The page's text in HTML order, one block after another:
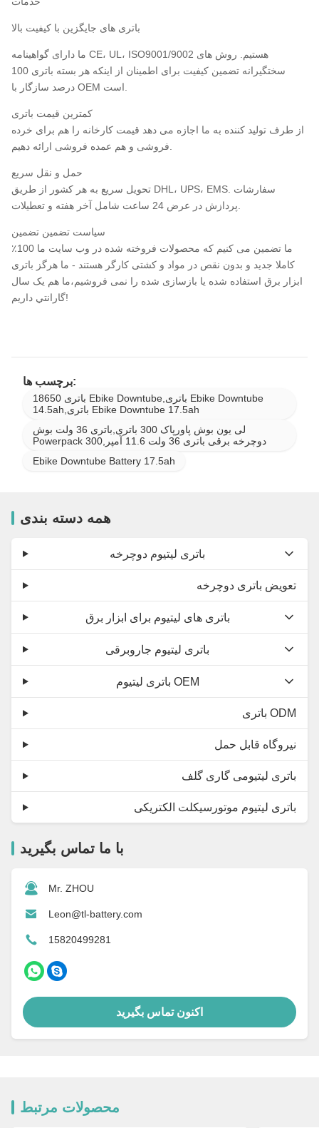
باتری های جایگزین با کیفیت بالا
ما دارای گواهینامه CE، UL، ISO9001/9002 هستیم. روش های
سختگیرانه تضمین کیفیت برای اطمینان از اینکه هر بسته باتری 100
کمترین قیمت باتری
از طرف تولید کننده به ما اجازه می دهد قیمت کارخانه را هم برای خرده
حمل و نقل سریع
تحویل سریع به هر کشور از طریق DHL، UPS، EMS. سفارشات
سیاست تضمین تضمین
ما تضمین می کنیم که محصولات فروخته شده در وب سایت ما 100٪
کاملا جدید و بدون نقص در مواد و کشتی کارگر هستند - ما هرگز باتری
ابزار برق استفاده شده یا بازسازی شده را نمی فروشیم،ما هم يک سال
گارانتي داريم!
برچسب ها:
18650 باتری Ebike Downtube,باتری Ebike Downtube
14.5ah,باتری Ebike Downtube 17.5ah
لی یون بوش پاورپاک 300 باتری,باتری 36 ولت بوش
Powerpack 300,دوچرخه برقی باتری 36 ولت 11.6 آمپر
Ebike Downtube Battery 17.5ah
همه دسته بندی
باتری لیتیوم دوچرخه
تعویض باتری دوچرخه
باتری های لیتیوم برای ابزار برق
باتری لیتیوم جاروبرقی
باتری لیتیوم OEM
باتری ODM
نیروگاه قابل حمل
باتری لیتیومی گاری گلف
باتری لیتیوم موتورسیکلت الکتریکی
با ما تماس بگیرید
Mr. ZHOU
Leon@tl-battery.com
15820499281
اکنون تماس بگیرید
محصولات مرتبط